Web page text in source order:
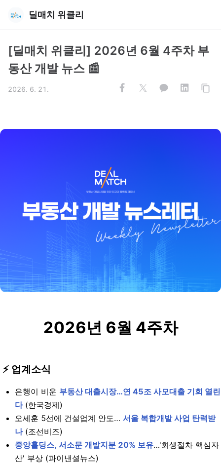
딜매치 위클리
[딜매치 위클리] 2026년 6월 4주차 부
동산 개발 뉴스 📰
2026. 6. 21.
2026년 6월 4주차
⚡️ 업계소식
은행이 비운 부동산 대출시장…연 45조 사모대출 기회 열린
다(한국경제)
오세훈 5선에 건설업계 안도… 서울 복합개발 사업 탄력받
나(조선비즈)
중앙홀딩스, 서소문 개발지분 20% 보유…'회생절차 핵심자
산' 부상 (파이낸셜뉴스)